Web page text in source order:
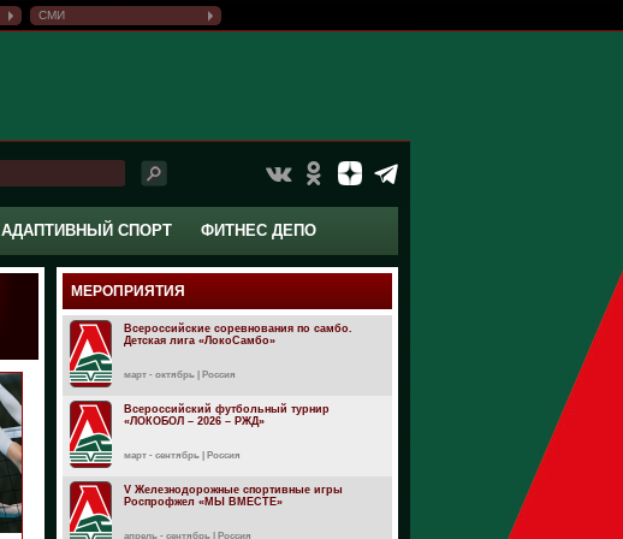
СМИ
АДАПТИВНЫЙ СПОРТ ФИТНЕС ДЕПО
МЕРОПРИЯТИЯ
Всероссийские соревнования по самбо.
Детская лига «ЛокоСамбо»
март - октябрь | Россия
Всероссийский футбольный турнир
«ЛОКОБОЛ – 2026 – РЖД»
март - сентябрь | Россия
V Железнодорожные спортивные игры
Роспрофжел «МЫ ВМЕСТЕ»
апрель - сентябрь | Россия